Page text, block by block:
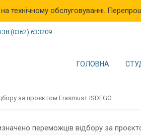
технічному обслуговуванні.
(0362) 633209
ГОЛОВНА
за проєктом Erasmus+ ISDEGO